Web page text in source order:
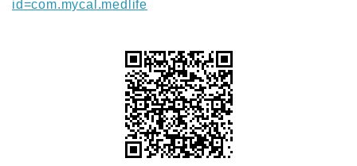
id=com.mycal.medlife